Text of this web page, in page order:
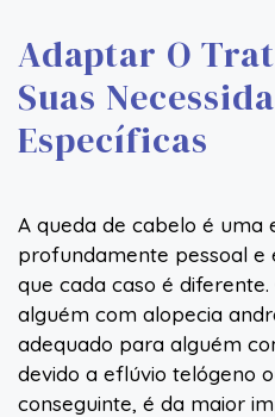
Adaptar O
Suas
Específicas
A queda de cabelo é uma
profundamente pessoal e
que cada caso é
alguém com alopecia
adequado para alguém
devido a eflúvio telógeno
conseguinte, é da maior